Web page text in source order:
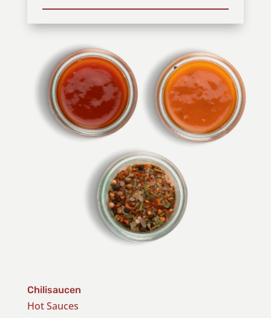
Chilisaucen
Hot Sauces